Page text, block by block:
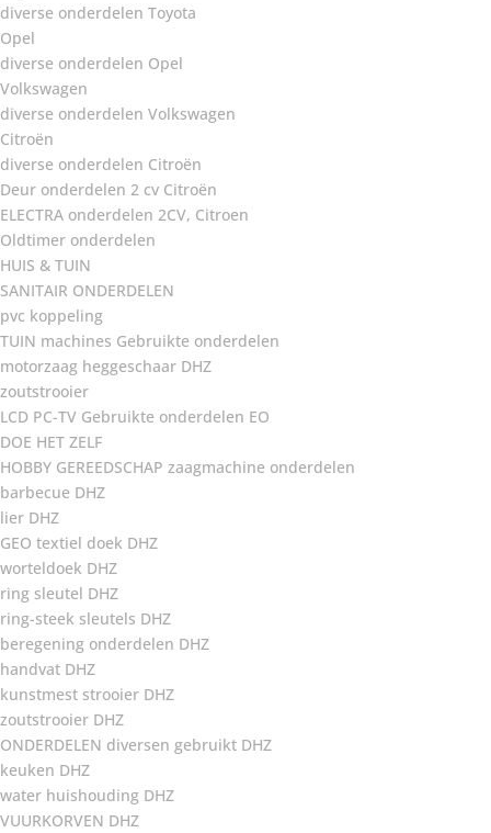
diverse onderdelen Toyota
Opel
diverse onderdelen Opel
Volkswagen
diverse onderdelen Volkswagen
Citroën
diverse onderdelen Citroën
Deur onderdelen 2 cv Citroën
ELECTRA onderdelen 2CV, Citroen
Oldtimer onderdelen
HUIS & TUIN
SANITAIR ONDERDELEN
pvc koppeling
TUIN machines Gebruikte onderdelen
motorzaag heggeschaar DHZ
zoutstrooier
LCD PC-TV Gebruikte onderdelen EO
DOE HET ZELF
HOBBY GEREEDSCHAP zaagmachine onderdelen
barbecue DHZ
lier DHZ
GEO textiel doek DHZ
worteldoek DHZ
ring sleutel DHZ
ring-steek sleutels DHZ
beregening onderdelen DHZ
handvat DHZ
kunstmest strooier DHZ
zoutstrooier DHZ
ONDERDELEN diversen gebruikt DHZ
keuken DHZ
water huishouding DHZ
VUURKORVEN DHZ